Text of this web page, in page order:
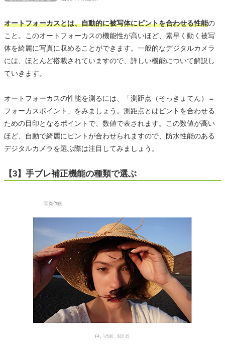
オートフォーカスとは、自動的に被写体にピントを合わせる性能の
こと。このオートフォーカスの機能性が高いほど、素早く動く被写
体を綺麗に写真に収めることができます。一般的なデジタルカメラ
には、ほとんど搭載されていますので、詳しい機能について解説し
ていきます。
オートフォーカスの性能を測るには、「測距点（そっきょてん）＝
フォーカスポイント」をみましょう。測距点とはピントを合わせる
ための目印となるポイントで、数値で表されます。この数値が高い
ほど、自動で綺麗にピントが合わせられますので、防水性能のある
デジタルカメラを選ぶ際は注目してみましょう。
【3】手ブレ補正機能の種類で選ぶ